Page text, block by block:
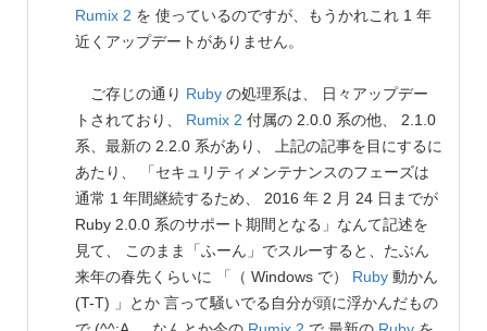
Rumix 2 を 使っているのですが、もうかれこれ 1 年
近くアップデートがありません。
ご存じの通り Ruby の処理系は、 日々アップデー
トされており、 Rumix 2 付属の 2.0.0 系の他、 2.1.0
系、最新の 2.2.0 系があり、 上記の記事を目にするに
あたり、 「セキュリティメンテナンスのフェーズは
通常 1 年間継続するため、 2016 年 2 月 24 日までが
Ruby 2.0.0 系のサポート期間となる」なんて記述を
見て、 このまま「ふーん」でスルーすると、たぶん
来年の春先くらいに 「（ Windows で） Ruby 動かん
(T-T) 」とか 言って騒いでる自分が頭に浮かんだもの